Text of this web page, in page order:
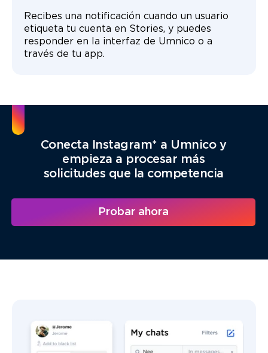
Recibes una notificación cuando un usuario
etiqueta tu cuenta en Stories, y puedes
responder en la interfaz de Umnico o a
través de tu app.
Conecta Instagram* a Umnico y
empieza a procesar más
solicitudes que la competencia
Probar ahora